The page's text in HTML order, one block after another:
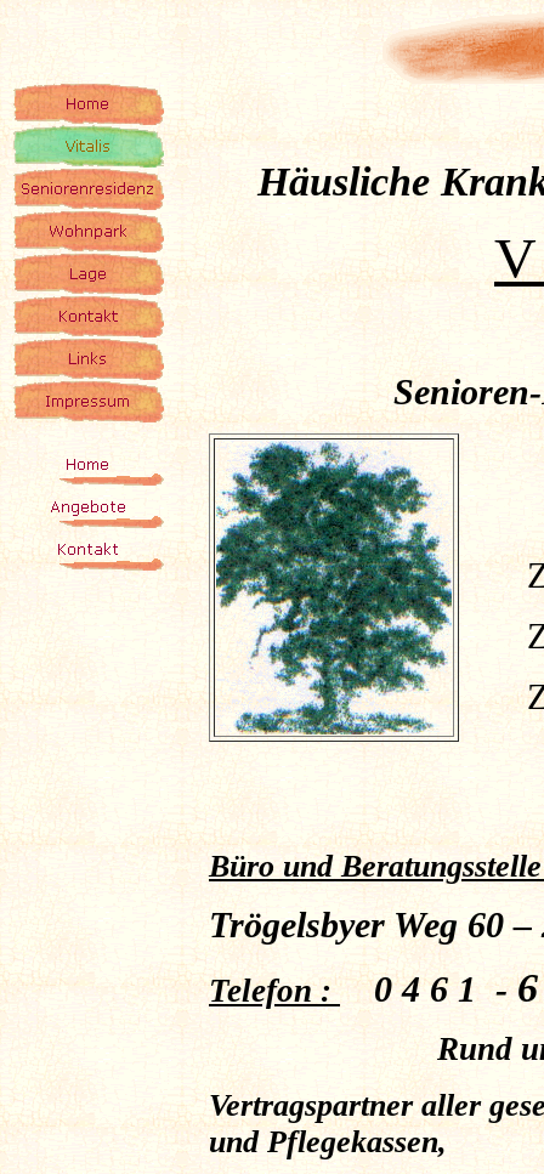
Häusliche
V
Zu
Zu
Zu
Büro und
Trögelsbyer Weg 60
Telefon : 0 4 6 1 -
Rund
Vertragspartner aller
und Pflegekassen,